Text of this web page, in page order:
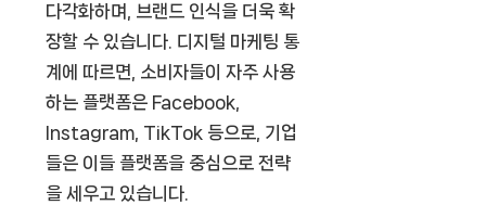
다각화하며, 브랜드 인식을 더욱 확
장할 수 있습니다. 디지털 마케팅 통
계에 따르면, 소비자들이 자주 사용
하는 플랫폼은 Facebook,
Instagram, TikTok 등으로, 기업
들은 이들 플랫폼을 중심으로 전략
을 세우고 있습니다.